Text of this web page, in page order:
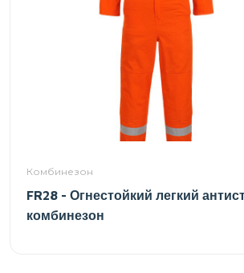
Комбинезон
FR28 - Огнестойкий легкий
комбинезон